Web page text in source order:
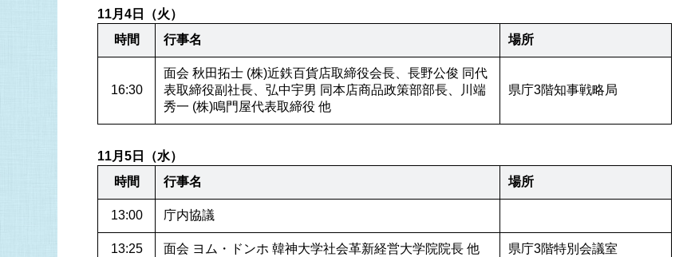
11月4日（火）
時間
行事名 場所
16:30
面会 秋田拓士 (株)近鉄百貨店取締役会長、長野公俊 同代
表取締役副社長、弘中宇男 同本店商品政策部部長、川端
秀一 (株)鳴門屋代表取締役 他
県庁3階知事戦略局
11月5日（水）
時間
行事名 場所
13:00 庁内協議
13:25 面会 ヨム・ドンホ 韓神大学社会革新経営大学院院長 他 県庁3階特別会議室